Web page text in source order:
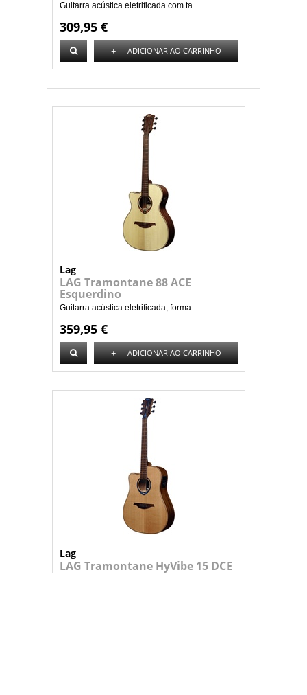
Guitarra acústica eletrificada com ta...
309,95 €
+ ADICIONAR AO CARRINHO
Lag
LAG Tramontane 88 ACE
Esquerdino
Guitarra acústica eletrificada, forma...
359,95 €
+ ADICIONAR AO CARRINHO
Lag
LAG Tramontane HyVibe 15 DCE